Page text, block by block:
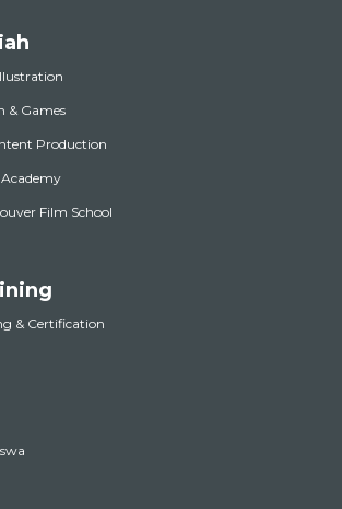
& Games
Production
Film School
& Certification